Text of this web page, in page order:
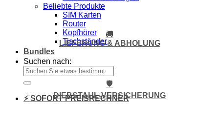
Beliebte Produkte
SIM Karten
Router
Kopfhörer
Tischständer
Bundles
Suchen nach:
⚡ SOFORT PREISRECHNER
🚚
LIEFERUNG & ABHOLUNG
🛡️
DIEBSTAHL-VERSICHERUNG